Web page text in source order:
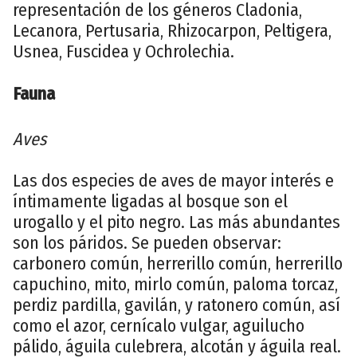
representación de los géneros Cladonia,
Lecanora, Pertusaria, Rhizocarpon, Peltigera,
Usnea, Fuscidea y Ochrolechia.
Fauna
Aves
Las dos especies de aves de mayor interés e
íntimamente ligadas al bosque son el
urogallo y el pito negro. Las más abundantes
son los páridos. Se pueden observar:
carbonero común, herrerillo común, herrerillo
capuchino, mito, mirlo común, paloma torcaz,
perdiz pardilla, gavilán, y ratonero común, así
como el azor, cernícalo vulgar, aguilucho
pálido, águila culebrera, alcotán y águila real.